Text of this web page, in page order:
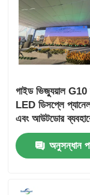
গাইড ভিজ্যুয়াল G10
LED ডিসপ্লে
এবং আউটডোর
কাস্টম LED স্ক্রিন
অনুসন্ধান